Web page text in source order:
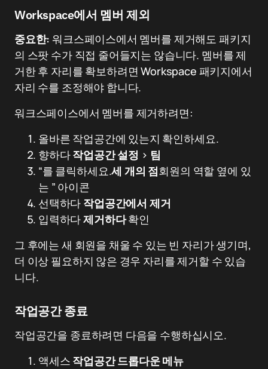
Workspace에서 멤버 제외
중요한: 워크스페이스에서 멤버를 제거해도 패키지
의 스팟 수가 직접 줄어들지는 않습니다. 멤버를 제
거한 후 자리를 확보하려면 Workspace 패키지에서
자리 수를 조정해야 합니다.
워크스페이스에서 멤버를 제거하려면:
올바른 작업공간에 있는지 확인하세요.
향하다작업공간 설정 > 팀
“를 클릭하세요.세 개의 점회원의 역할 옆에 있
는 ” 아이콘
선택하다 작업공간에서 제거
입력하다제거하다확인
그 후에는 새 회원을 채울 수 있는 빈 자리가 생기며,
더 이상 필요하지 않은 경우 자리를 제거할 수 있습
니다.
작업공간 종료
작업공간을 종료하려면 다음을 수행하십시오.
액세스 작업공간 드롭다운 메뉴